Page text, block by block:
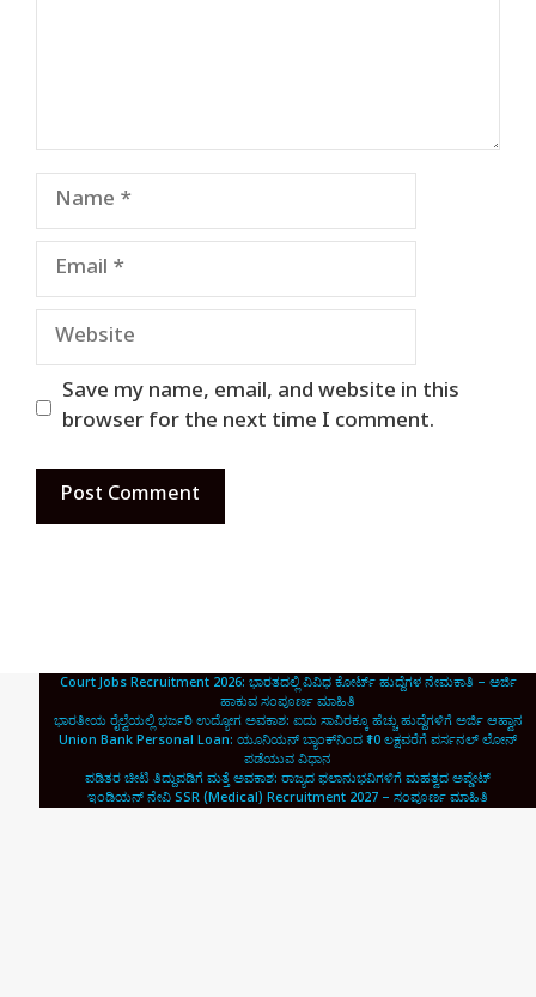
Name
Email
Website
Save my name, email, and website in this
browser for the next time I comment.
Court Jobs Recruitment 2026: ಭಾರತದಲ್ಲಿ ವಿವಿಧ ಕೋರ್ಟ್ ಹುದ್ದೆಗಳ ನೇಮಕಾತಿ – ಅರ್ಜಿ
ಹಾಕುವ ಸಂಪೂರ್ಣ ಮಾಹಿತಿ
ಭಾರತೀಯ ರೈಲ್ವೆಯಲ್ಲಿ ಭರ್ಜರಿ ಉದ್ಯೋಗ ಅವಕಾಶ: ಐದು ಸಾವಿರಕ್ಕೂ ಹೆಚ್ಚು ಹುದ್ದೆಗಳಿಗೆ ಅರ್ಜಿ ಆಹ್ವಾನ
Union Bank Personal Loan: ಯೂನಿಯನ್ ಬ್ಯಾಂಕ್‌ನಿಂದ ₹10 ಲಕ್ಷವರೆಗೆ ಪರ್ಸನಲ್ ಲೋನ್
ಪಡೆಯುವ ವಿಧಾನ
ಪಡಿತರ ಚೀಟಿ ತಿದ್ದುಪಡಿಗೆ ಮತ್ತೆ ಅವಕಾಶ: ರಾಜ್ಯದ ಫಲಾನುಭವಿಗಳಿಗೆ ಮಹತ್ವದ ಅಪ್ಡೇಟ್
ಇಂಡಿಯನ್ ನೇವಿ SSR (Medical) Recruitment 2027 – ಸಂಪೂರ್ಣ ಮಾಹಿತಿ